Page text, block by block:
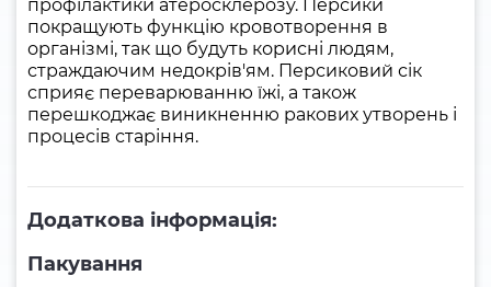
профілактики атеросклерозу. Персики
покращують функцію кровотворення в
організмі, так що будуть корисні людям,
страждаючим недокрів'ям. Персиковий сік
сприяє переварюванню їжі, а також
перешкоджає виникненню ракових утворень і
процесів старіння.
Додаткова інформація:
Пакування